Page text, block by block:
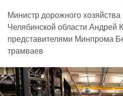
Министр дорожного хозяйства
Челябинской области Андрей
представителями Минпрома
трамваев